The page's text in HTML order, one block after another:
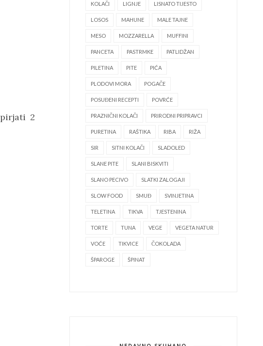
2
KOLAČI LIGNJE LISNATO TIJESTO
LOSOS MAHUNE MALE TAJNE
MESO MOZZARELLA MUFFINI
PANCETA PASTRMKE PATLIDŽAN
PILETINA PITE PIĆA
PLODOVI MORA POGAČE
POSUĐENI RECEPTI POVRĆE
PRAZNIČNI KOLAČI PRIRODNI PRIPRAVCI
PURETINA RAŠTIKA RIBA RIŽA
SIR SITNI KOLAČI SLADOLED
SLANE PITE SLANI BISKVITI
SLANO PECIVO SLATKI ZALOGAJI
SLOW FOOD SMUĐ SVINJETINA
TELETINA TIKVA TJESTENINA
TORTE TUNA VEGE VEGETA NATUR
VOĆE TIKVICE ČOKOLADA
ŠPAROGE ŠPINAT